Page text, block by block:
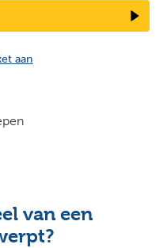
aan
van een